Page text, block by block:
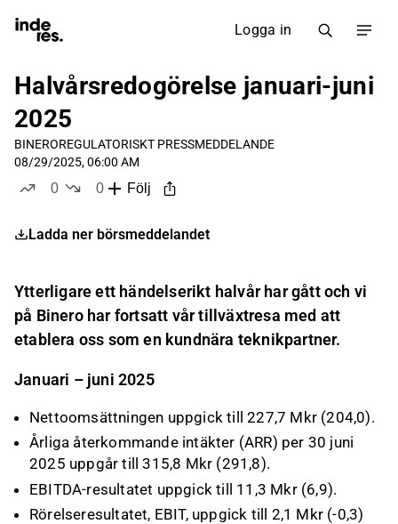
Logga in
Halvårsredogörelse januari-juni
2025
BINEROREGULATORISKT PRESSMEDDELANDE
08/29/2025, 06:00 AM
0
0
Följ
Ladda ner börsmeddelandet
Ytterligare ett händelserikt halvår har gått och vi
på Binero har fortsatt vår tillväxtresa med att
etablera oss som en kundnära teknikpartner.
Januari – juni 2025
Nettoomsättningen uppgick till 227,7 Mkr (204,0).
Årliga återkommande intäkter (ARR) per 30 juni
2025 uppgår till 315,8 Mkr (291,8).
EBITDA-resultatet uppgick till 11,3 Mkr (6,9).
Rörelseresultatet, EBIT, uppgick till 2,1 Mkr (-0,3)